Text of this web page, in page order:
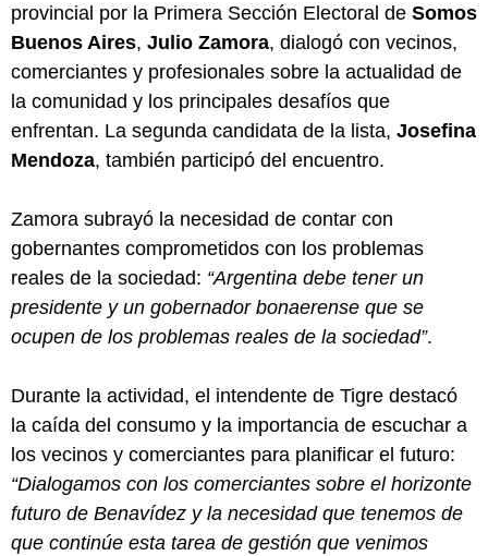
provincial por la Primera Sección Electoral de Somos
Buenos Aires, Julio Zamora, dialogó con vecinos,
comerciantes y profesionales sobre la actualidad de
la comunidad y los principales desafíos que
enfrentan. La segunda candidata de la lista, Josefina
Mendoza, también participó del encuentro.
Zamora subrayó la necesidad de contar con
gobernantes comprometidos con los problemas
reales de la sociedad: “Argentina debe tener un
presidente y un gobernador bonaerense que se
ocupen de los problemas reales de la sociedad”.
Durante la actividad, el intendente de Tigre destacó
la caída del consumo y la importancia de escuchar a
los vecinos y comerciantes para planificar el futuro:
“Dialogamos con los comerciantes sobre el horizonte
futuro de Benavídez y la necesidad que tenemos de
que continúe esta tarea de gestión que venimos